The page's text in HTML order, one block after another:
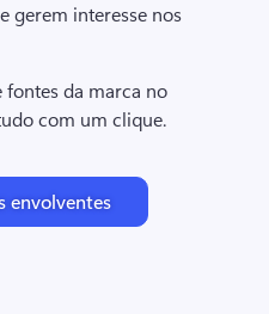
gerem interesse nos
fontes da marca no
com um clique.
envolventes